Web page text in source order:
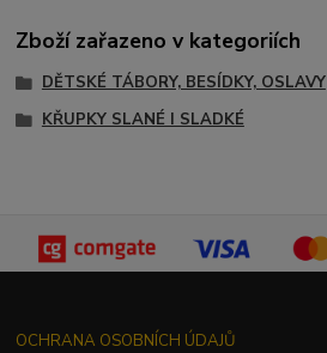
Zboží zařazeno v kategoriích
DĚTSKÉ TÁBORY, BESÍDKY, OSLAVY
KŘUPKY SLANÉ I SLADKÉ
OCHRANA OSOBNÍCH ÚDAJŮ